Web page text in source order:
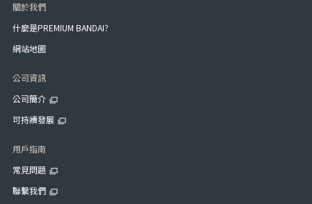
關於我們
什麼是PREMIUM BANDAI?
網站地圖
公司資訊
公司簡介
可持續發展
用戶指南
常見問題
聯繫我們